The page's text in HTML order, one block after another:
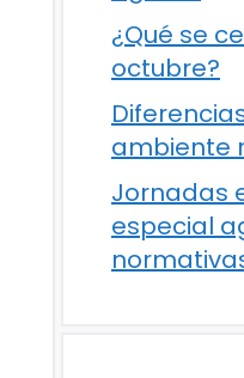
¿Qué se
octubre?
ambiente
Jornadas
especial